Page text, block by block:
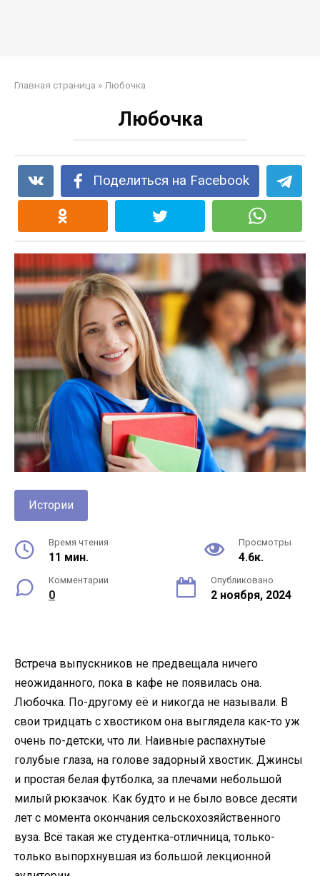
Главная страница » Любочка
Любочка
Поделиться на Facebook
Истории
Время чтения
11 мин.
Просмотры
4.6к.
Комментарии
0
Опубликовано
2 ноября, 2024
Встреча выпускников не предвещала ничего
неожиданного, пока в кафе не появилась она.
Любочка. По-другому её и никогда не называли. В
свои тридцать с хвостиком она выглядела как-то уж
очень по-детски, что ли. Наивные распахнутые
голубые глаза, на голове задорный хвостик. Джинсы
и простая белая футболка, за плечами небольшой
милый рюкзачок. Как будто и не было вовсе десяти
лет с момента окончания сельскохозяйственного
вуза. Всё такая же студентка-отличница, только-
только выпорхнувшая из большой лекционной